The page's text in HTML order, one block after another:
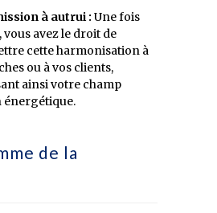
à autrui : Une fois
vous avez le droit de
cette harmonisation à
ou à vos clients,
ainsi votre champ
énergétique.
de la